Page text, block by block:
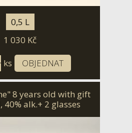
0,5 L
1 030 Kč
ks OBJEDNAT
8 years old with gift
40% alk.+ 2 glasses